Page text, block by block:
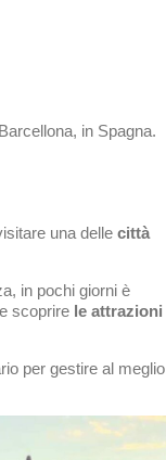
in Spagna.
una delle città
in pochi giorni è
scoprire le attrazioni
per gestire al meglio